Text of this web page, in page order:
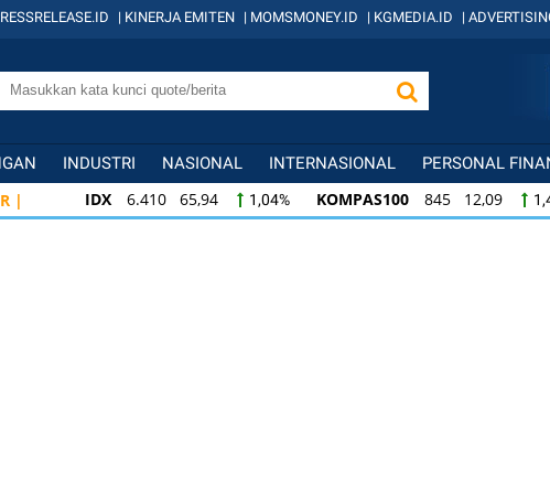
| KINERJA EMITEN | MOMSMONEY.ID | KGMEDIA.ID |
INDUSTRI NASIONAL INTERNASIONAL PERSONAL
| IDX 6.410 65,94 1,04% KOMPAS100 845 12,09
KOMPAS100
845 12,09 1,45% LQ45 640 9,44